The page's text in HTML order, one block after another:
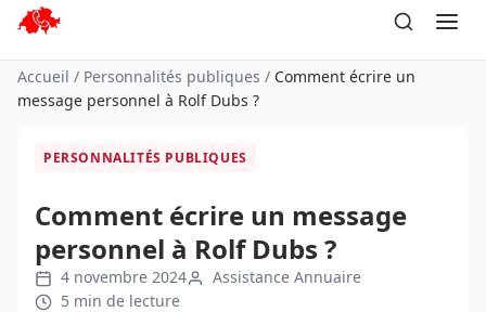
Aller
contenu
Accueil / Personnalités publiques / Comment écrire un
message personnel à Rolf Dubs ?
PERSONNALITÉS PUBLIQUES
Comment écrire un message
personnel à Rolf Dubs ?
4 novembre 2024
Assistance Annuaire
5 min de lecture